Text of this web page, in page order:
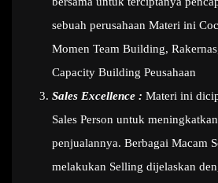
sebuah perusahaan Materi ini
Momen Team Building,
Capacity Building Peusahaan
Sales Excellence : Materi ini
Sales Person untuk
penjualannya. Berbagai Macam
melakukan Selling dijelaskan